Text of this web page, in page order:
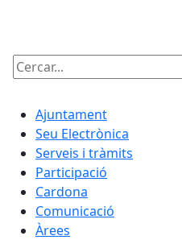
Cercar:
Ajuntament
Seu Electrònica
Serveis i tràmits
Participació
Cardona
Comunicació
Àrees